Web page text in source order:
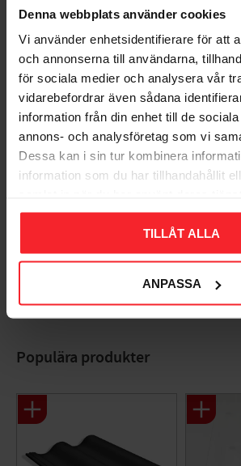
Denna webbplats använder cookies
Vi använder enhetsidentifierare för att
och annonserna till användarna,
för sociala medier och analysera vår
vidarebefordrar även sådana
information från din enhet till de
annons- och analysföretag som vi
Dessa kan i sin tur kombinera
information som du har tillhandahållit
TILLÅT ALLA
ANPASSA
Motorvarvtal: 2800 v/min
Mått LxBxH: 460x450x510 mm
Vikt: 24,6 kg
Omdömen
Du
Bli den första att lämna ett omdöme.
Populära produkter